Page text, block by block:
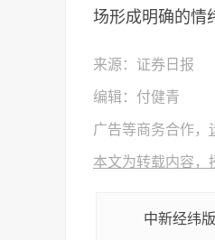
场形成明确的情
来源：证券日报
编辑：付健青
广告等商务合作，
本文为转载内容，
中新经纬